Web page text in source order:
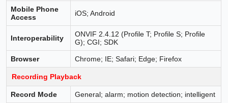
Mobile Phone
Access
iOS; Android
Interoperability
ONVIF 2.4.12 (Profile T; Profile S; Profile
G); CGI; SDK
Browser Chrome; IE; Safari; Edge; Firefox
Recording Playback
Record Mode General; alarm; motion detection; intelligent